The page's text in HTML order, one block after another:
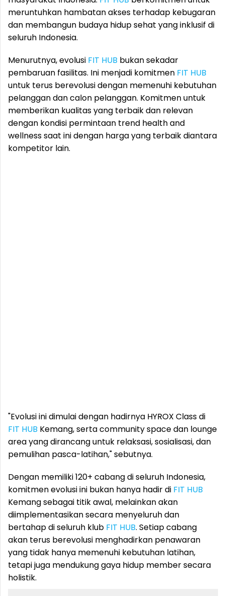
meruntuhkan hambatan akses terhadap kebugaran
dan membangun budaya hidup sehat yang inklusif di
seluruh Indonesia.
Menurutnya, evolusi FIT HUB bukan sekadar
pembaruan fasilitas. Ini menjadi komitmen FIT HUB
untuk terus berevolusi dengan memenuhi kebutuhan
pelanggan dan calon pelanggan. Komitmen untuk
memberikan kualitas yang terbaik dan relevan
dengan kondisi permintaan trend health and
wellness saat ini dengan harga yang terbaik diantara
kompetitor lain.
"Evolusi ini dimulai dengan hadirnya HYROX Class di
FIT HUB Kemang, serta community space dan lounge
area yang dirancang untuk relaksasi, sosialisasi, dan
pemulihan pasca-latihan," sebutnya.
Dengan memiliki 120+ cabang di seluruh Indonesia,
komitmen evolusi ini bukan hanya hadir di FIT HUB
Kemang sebagai titik awal, melainkan akan
diimplementasikan secara menyeluruh dan
bertahap di seluruh klub FIT HUB. Setiap cabang
akan terus berevolusi menghadirkan penawaran
yang tidak hanya memenuhi kebutuhan latihan,
tetapi juga mendukung gaya hidup member secara
holistik.